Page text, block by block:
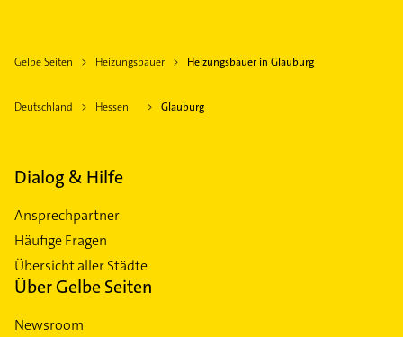
Gelbe Seiten Heizungsbauer Heizungsbauer in Glauburg
Deutschland Hessen Glauburg
Dialog & Hilfe
Ansprechpartner
Häufige Fragen
Übersicht aller Städte
Über Gelbe Seiten
Newsroom